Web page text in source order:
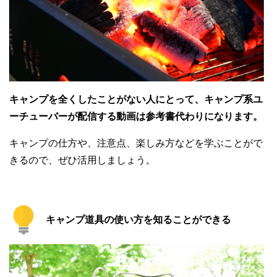
キャンプを全くしたことがない人にとって、キャンプ系ユ
ーチューバーが配信する動画は参考書代わりになります。
キャンプの仕方や、注意点、楽しみ方などを学ぶことがで
きるので、ぜひ活用しましょう。
キャンプ道具の使い方を知ることができる